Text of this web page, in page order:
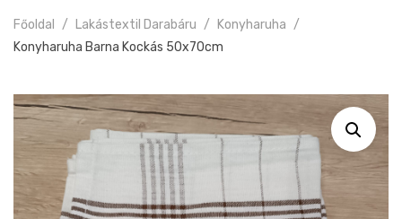
Főoldal Lakástextil Darabáru
Konyharuha
Konyharuha Barna Kockás 50x70cm